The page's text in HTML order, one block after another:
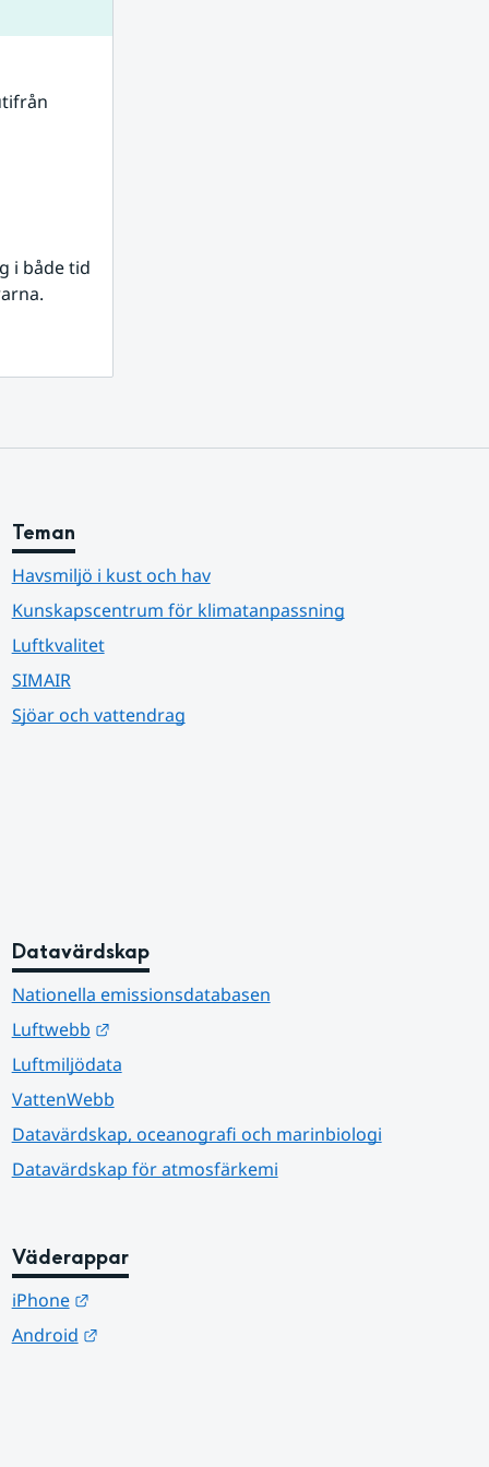
i både tid
Teman
Havsmiljö i kust och hav
Kunskapscentrum för klimatanpassning
Luftkvalitet
SIMAIR
Sjöar och vattendrag
Datavärdskap
Nationella emissionsdatabasen
Luftwebb
Länk till annan webbplats.
Luftmiljödata
VattenWebb
Datavärdskap, oceanografi och marinbiologi
Datavärdskap för atmosfärkemi
Väderappar
iPhone
Länk till annan webbplats.
Android
Länk till annan webbplats.